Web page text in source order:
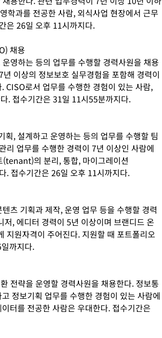
학과를 전공한 사람, 외식사업 현장에서 근무
은 26일 오후 11시까지다.
채용
영하는 등의 업무를 수행할 경력사원을 채용
이상의 정보보호 실무경험을 포함해 경력이
CISO로서 업무를 수행한 경험이 있는 사람,
. 접수기간은 31일 11시55분까지다.
, 설계하고 운영하는 등의 업무를 수행할 팀
리 업무를 수행한 경력이 7년 이상인 사람에
의 분리, 통합, 마이그레이션
접수기간은 26일 오후 11시까지다.
츠 기획과 제작, 운영 업무 등을 수행할 경력
, 에디터 경력이 5년 이상이며 브랜디드 온
지원자격이 주어진다. 지원할 때 포트폴리오
까지다.
전략을 운영할 경력사원을 채용한다. 정보통
정보기획 업무를 수행한 경험이 있는 사람에
터를 전공한 사람은 우대한다. 접수기간은